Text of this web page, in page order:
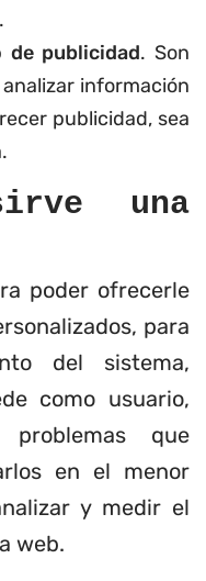
de publicidad. Son
información
publicidad, sea
una
poder ofrecerle
para
del sistema,
como usuario,
que
en el menor
y medir el
web.